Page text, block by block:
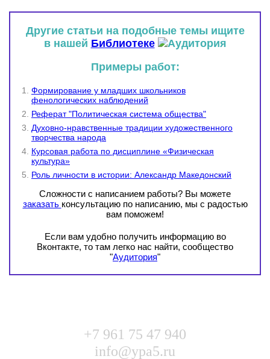
Другие статьи на подобные темы ищите
в нашей Библиотеке
Примеры работ:
Формирование у младших школьников
фенологических наблюдений
Реферат "Политическая система общества"
Духовно-нравственные традиции художественного
творчества народа
Курсовая работа по дисциплине «Физическая
культура»
Роль личности в истории: Александр Македонский
Сложности с написанием работы? Вы можете
заказать консультацию по написанию, мы с радостью
вам поможем!
Если вам удобно получить информацию во
Вконтакте, то там легко нас найти, сообщество
"Аудитория"
+7 961 75 47 940
info@ypa5.ru